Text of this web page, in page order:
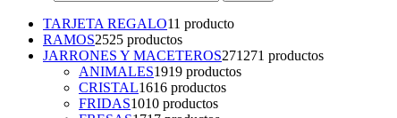
TARJETA REGALO11 producto
RAMOS2525 productos
JARRONES Y MACETEROS271 271 productos
ANIMALES1919 productos
CRISTAL1616 productos
FRIDAS1010 productos